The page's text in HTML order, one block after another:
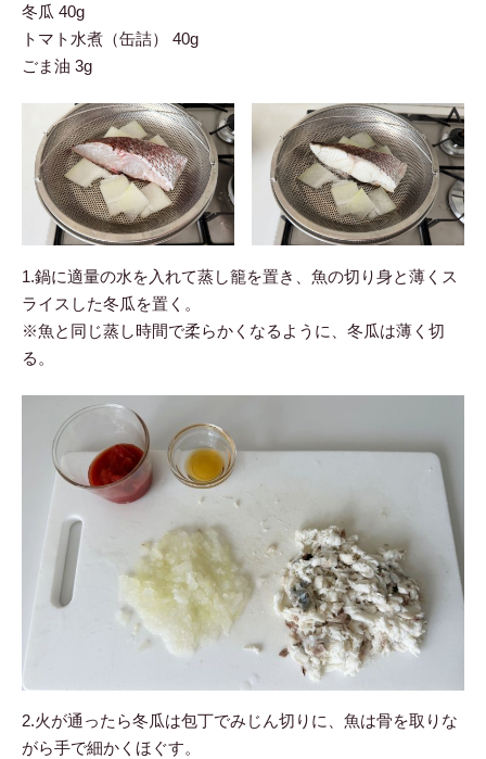
冬瓜 40g
トマト水煮（缶詰） 40g
ごま油 3g
1.鍋に適量の水を入れて蒸し籠を置き、魚の切り身と薄くス
ライスした冬瓜を置く。
※魚と同じ蒸し時間で柔らかくなるように、冬瓜は薄く切
る。
2.火が通ったら冬瓜は包丁でみじん切りに、魚は骨を取りな
がら手で細かくほぐす。